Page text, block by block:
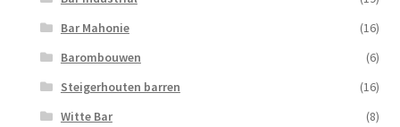
Bar Mahonie
(16)
Barombouwen
(6)
Steigerhouten barren
(16)
Witte Bar
(8)